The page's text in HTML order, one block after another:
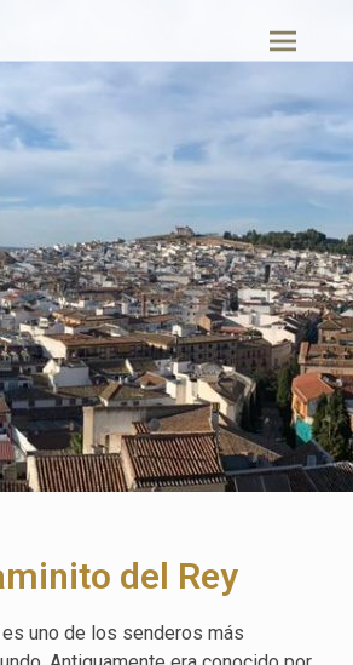
del Rey
uno de los senderos más